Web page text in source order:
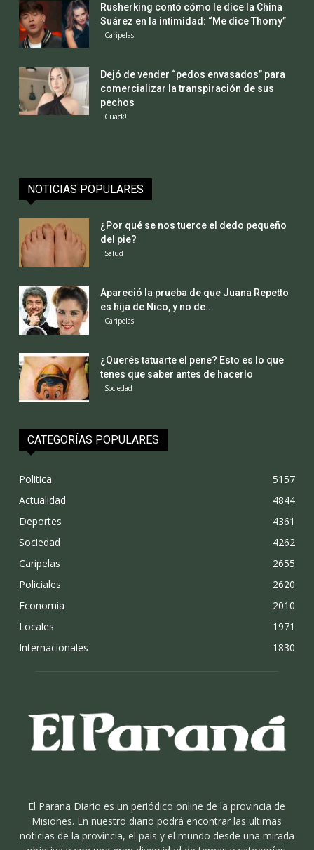
Rusherking contó cómo le dice la China
Suárez en la intimidad: “Me dice Thomy”
Caripelas
Dejó de vender “pedos envasados” para
comercializar la transpiración de sus
pechos
Cuack!
NOTICIAS POPULARES
¿Por qué se nos tuerce el dedo pequeño
del pie?
Salud
Apareció la prueba de que Juana Repetto
es hija de Nico, y no de...
Caripelas
¿Querés tatuarte el pene? Esto es lo que
tenes que saber antes de hacerlo
Sociedad
CATEGORÍAS POPULARES
Politica
5157
Actualidad
4844
Deportes
4361
Sociedad
4262
Caripelas
2655
Policiales
2620
Economia
2010
Locales
1971
Internacionales
1830
El Parana Diario es un periódico online de la provincia de
Misiones. En nuestro diario podrá encontrar las ultimas
noticias de la provincia, el país y el mundo desde una mirada